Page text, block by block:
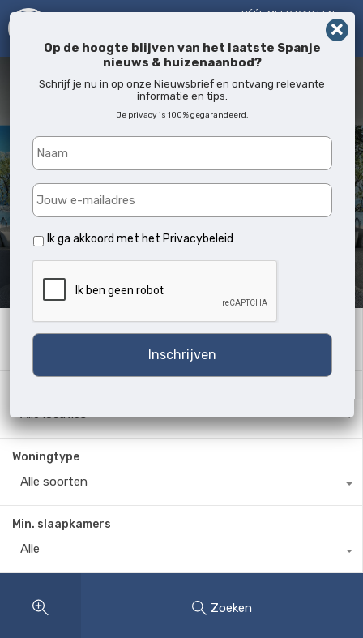
VÉÉL MEER DAN EEN
Archives:
Zoekwoord
Alle locaties
Woningtype
Alle soorten
Min. slaapkamers
Alle
Zoeken
Op de hoogte blijven van het laatste Spanje
nieuws & huizenaanbod?
Schrijf je nu in op onze Nieuwsbrief en ontvang relevante
informatie en tips.
Je privacy is 100% gegarandeerd.
Ik ga akkoord met het Privacybeleid